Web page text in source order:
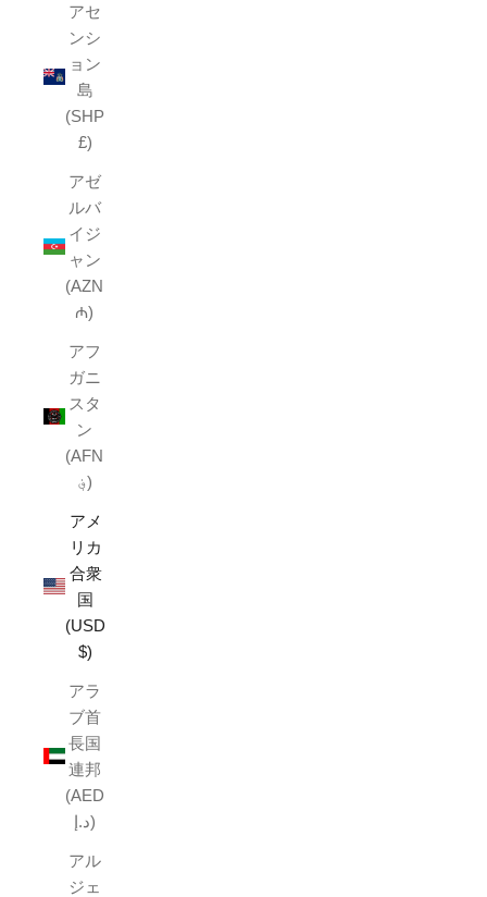
アセ
ンシ
ョン
島
(SHP
£)
アゼ
ルバ
イジ
ャン
(AZN
₼)
アフ
ガニ
スタ
ン
(AFN
؋)
アメ
リカ
合衆
国
(USD
$)
アラ
ブ首
長国
連邦
(AED
د.إ)
アル
ジェ